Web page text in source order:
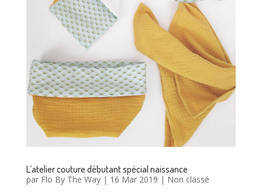
L’atelier couture débutant spécial naissance
par Flo By The Way| 16 Mar 2019 | Non classé